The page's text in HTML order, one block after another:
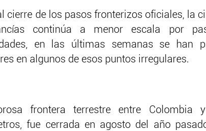
cierre de los pasos fronterizos oficiales, la
continúa a menor escala por
en las últimas semanas se han
en algunos de esos puntos irregulares.
frontera terrestre entre Colombia
fue cerrada en agosto del año